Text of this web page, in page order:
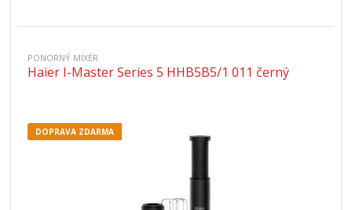
PONORNÝ MIXÉR
Haier I-Master Series 5 HHB5B5/1 011 černý
DOPRAVA ZDARMA